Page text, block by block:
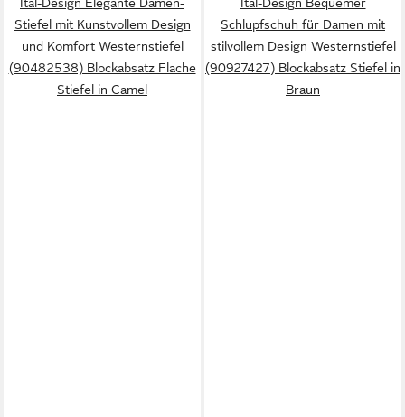
Stiefel mit Kunstvollem Design
und Komfort Westernstiefel
(90482538) Blockabsatz Flache
Stiefel in Camel
Schlupfschuh für Damen mit
stilvollem Design Westernstiefel
(90927427) Blockabsatz Stiefel in
Braun